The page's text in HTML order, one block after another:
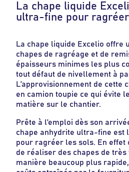
La chape liquide
ultra-fine pour
La chape liquide Excelio offre
chapes de ragréage et de
épaisseurs minimes les plus
tout défaut de nivellement à
L’approvisionnement de cette
en camion toupie ce qui évite
matière sur le chantier.
Prête à l’emploi dès son
chape anhydrite ultra-fine est
pour ragréer les sols. En effet
de réaliser des chapes de très
manière beaucoup plus